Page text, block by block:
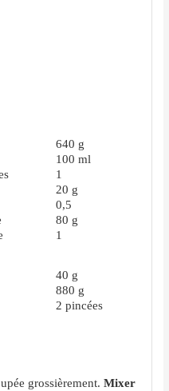
640 g
100 ml
1
20 g
0,5
80 g
1
40 g
880 g
2 pincées
grossièrement.Mixer